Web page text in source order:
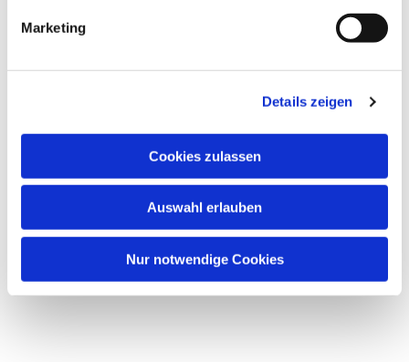
Marketing
Details zeigen
Cookies zulassen
Auswahl erlauben
Nur notwendige Cookies
interessieren